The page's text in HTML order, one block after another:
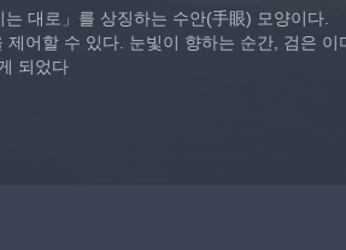
대로」를 상징하는 수안(手眼) 모양이다.
제어할 수 있다. 눈빛이 향하는 순간, 검은 이
되었다